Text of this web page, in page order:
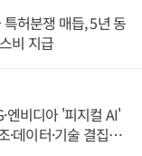
허분쟁 매듭, 5년 동
비 지급
엔비디아 '피지컬 AI'
데이터·기술 결집